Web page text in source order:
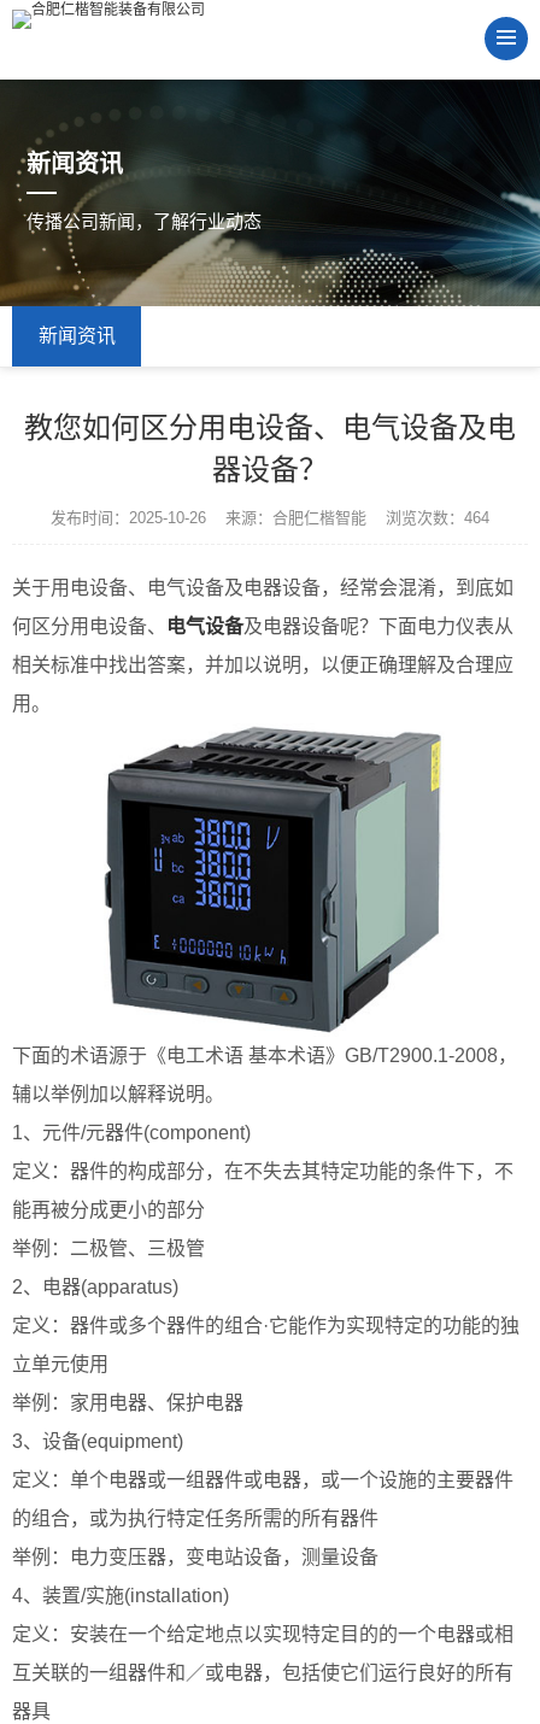
新闻资讯
传播公司新闻，了解行业动态
新闻资讯
教您如何区分用电设备、电气设备及电
器设备？
发布时间：2025-10-26 来源：合肥仁楷智能 浏览次数：464
关于用电设备、电气设备及电器设备，经常会混淆，到底如
何区分用电设备、
电气设备及电器设备呢？下面电力仪表从
相关标准中找出答案，并加以说明，以便正确理解及合理应
用。
下面的术语源于《电工术语 基本术语》GB/T2900.1-2008，
辅以举例加以解释说明。
1、元件/元器件(component)
定义：器件的构成部分，在不失去其特定功能的条件下，不
能再被分成更小的部分
举例：二极管、三极管
2、电器(apparatus)
定义：器件或多个器件的组合·它能作为实现特定的功能的独
立单元使用
举例：家用电器、保护电器
3、设备(equipment)
定义：单个电器或一组器件或电器，或一个设施的主要器件
的组合，或为执行特定任务所需的所有器件
举例：电力变压器，变电站设备，测量设备
4、装置/实施(installation)
定义：安装在一个给定地点以实现特定目的的一个电器或相
互关联的一组器件和／或电器，包括使它们运行良好的所有
器具